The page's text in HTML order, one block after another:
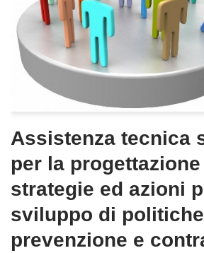
Assistenza tecnica
per la
strategie ed azioni
sviluppo di
prevenzione e